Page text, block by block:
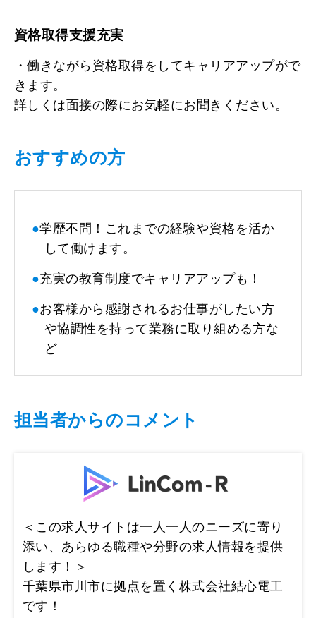
資格取得支援充実
・働きながら資格取得をしてキャリアアップがで
きます。
詳しくは面接の際にお気軽にお聞きください。
おすすめの方
●学歴不問！これまでの経験や資格を活か
して働けます。
●充実の教育制度でキャリアアップも！
●お客様から感謝されるお仕事がしたい方
や協調性を持って業務に取り組める方な
ど
担当者からのコメント
＜この求人サイトは一人一人のニーズに寄り
添い、あらゆる職種や分野の求人情報を提供
します！＞
千葉県市川市に拠点を置く株式会社結心電工
です！